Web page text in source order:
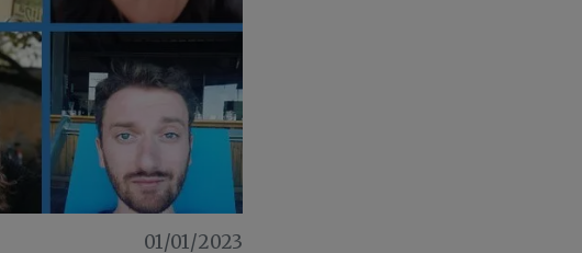
01/01/2023